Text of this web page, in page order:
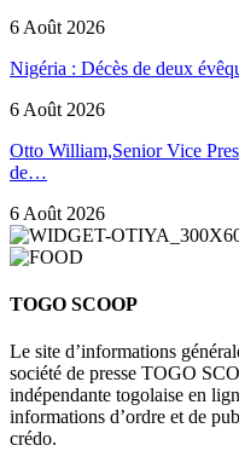
6 Août 2026
Nigéria : Décès de deux
6 Août 2026
Otto William,Senior Vice
de…
6 Août 2026
TOGO SCOOP
Le site d’informations
société de presse TOGO
indépendante togolaise en
informations d’ordre et de
crédo.